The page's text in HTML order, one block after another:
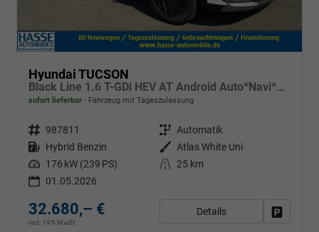
Hyundai TUCSON
Black Line 1.6 T-GDi HEV AT Android Auto*Navi*SHZ*Kamera*2Z Klimaauto*
sofort lieferbar Fahrzeug mit Tageszulassung
Fahrzeugnr. 987811 Getriebe Automatik
Kraftstoff Hybrid Benzin Außenfarbe
Atlas White Uni
Leistung 176 kW (239 PS) Kilometerstand
25 km
01.05.2026
32.680,– €
incl. 19% MwSt.
Details